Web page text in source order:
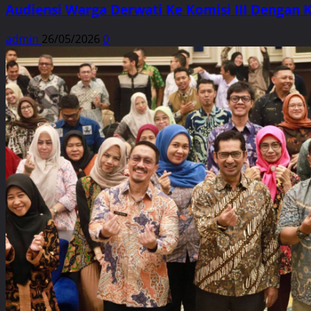
Audiensi Warga Derwati Ke Komisi III Dengan
admin 26/05/2026 0